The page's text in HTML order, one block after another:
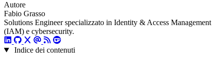
Autore
Fabio Grasso
Solutions Engineer specializzato in Identity & Access Management
(IAM) e cybersecurity.
Indice dei contenuti